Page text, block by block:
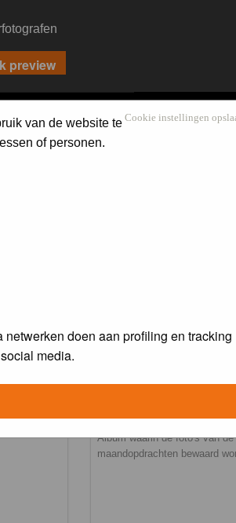
Cookie instellingen
van de website te
of personen.
doen aan profiling en tracking
media.
Album waarin de foto's van de
maandopdrachten bewaard